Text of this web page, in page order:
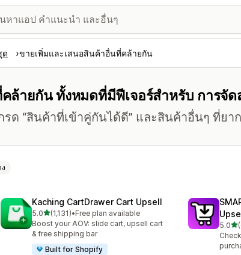
ด ขายเพิ่มและเสนอสินค้าอื่นที่คล้ายกัน
ล้ายกัน ทั้งหมดที่มีฟีเจอร์สำหรับ การจัด
ด “สินค้าที่เข้าคู่กันได้ดี” และสินค้าอื่นๆ ที่ยา
Kaching CartDrawer Cart Upsell
5.0เต็ม 5 ดาว
(1,131)
ทั้งหมด 1131 รีวิว
•Free plan available
Boost your AOV: slide cart, upsell cart
& free shipping bar
Built for Shopify
5.0เต็
ทั้งหม